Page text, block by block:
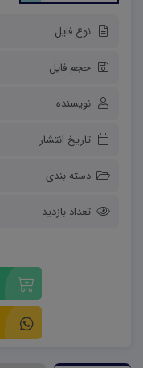
نوع فایل
حجم فایل
نویسنده
تاریخ انتشار
دسته بندی
تعداد بازدید